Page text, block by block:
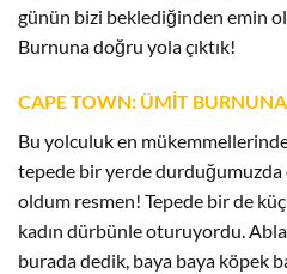
günün bizi beklediğinden emin
Burnuna doğru yola çıktık!
CAPE TOWN: ÜMİT
Bu yolculuk en
tepede bir yerde durduğumuzda
oldum resmen! Tepede bir de
kadın dürbünle oturuyordu.
burada dedik, baya baya köpek